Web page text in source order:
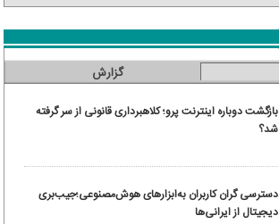
گزارش
بازگشت دوباره اینترنت پرو؛ کلاهبرداری قانونی از سر گرفته
شد؟
دسترسی گران کاربران به‌ابزارهای هوش‌مصنوعی؛جیب‌بری
دیجیتال از ایرانی‌ها